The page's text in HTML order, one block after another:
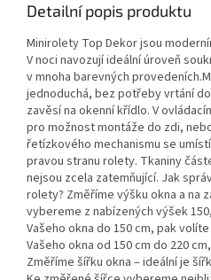
Detailní popis produktu
Minirolety Top Dekor jsou
V noci navozují ideální úroveň
v mnoha barevných
jednoduchá, bez potřeby vrtání
zavěsí na okenní křídlo. V
pro možnost montáže do zdi,
řetízkového mechanismu se
pravou stranu rolety. Tkaniny
nejsou zcela zatemňující. Jak
rolety? Změříme výšku okna a na
vybereme z nabízených výšek
Vašeho okna do 150 cm, pak
Vašeho okna od 150 cm do 220
Změříme šířku okna – ideální je